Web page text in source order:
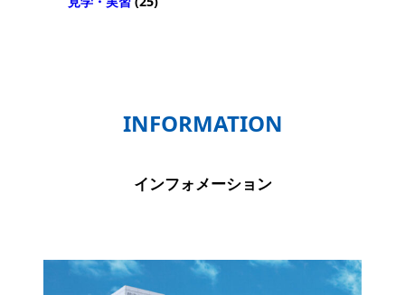
INFORMATION
インフォメーション